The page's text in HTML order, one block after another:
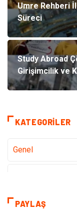
Umre Rehberi
Süreci
Study Abroad
Girişimcilik ve
KATEGORILER
Genel
Tanıtıcı Reklam
PAYLAŞ